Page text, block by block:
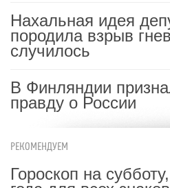
Нахальная идея
породила взрыв
случилось
В Финляндии
правду о России
РЕКОМЕНДУЕМ
Гороскоп на